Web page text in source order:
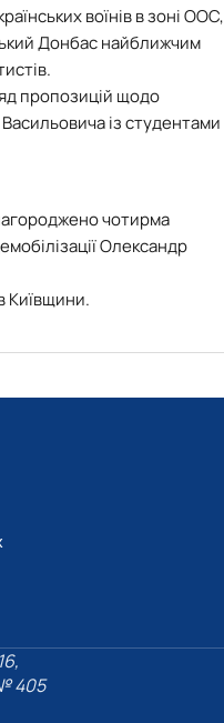
воїнів в зоні ООС,
Донбас найближчим
пропозицій щодо
із студентами
чотирма
Олександр
Київщини.
405